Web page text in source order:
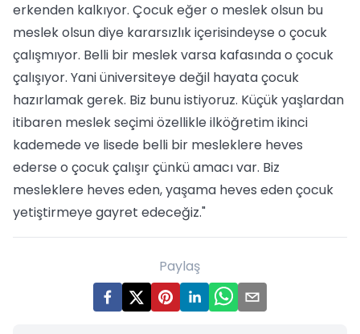
erkenden kalkıyor. Çocuk eğer o meslek olsun bu
meslek olsun diye kararsızlık içerisindeyse o çocuk
çalışmıyor. Belli bir meslek varsa kafasında o çocuk
çalışıyor. Yani üniversiteye değil hayata çocuk
hazırlamak gerek. Biz bunu istiyoruz. Küçük yaşlardan
itibaren meslek seçimi özellikle ilköğretim ikinci
kademede ve lisede belli bir mesleklere heves
ederse o çocuk çalışır çünkü amacı var. Biz
mesleklere heves eden, yaşama heves eden çocuk
yetiştirmeye gayret edeceğiz."
Paylaş